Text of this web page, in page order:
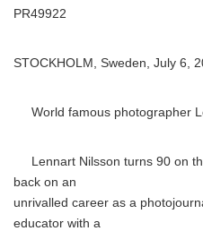
PR49922
STOCKHOLM, Sweden, July 6,
World famous photographer
Lennart Nilsson turns 90 on
back on an
unrivalled career as a
educator with a